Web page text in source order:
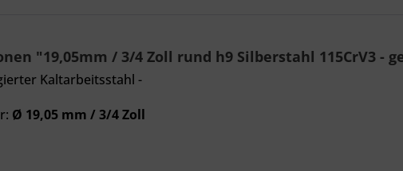
"19,05mm / 3/4 Zoll rund h9 Silberstahl 115CrV3 -
Kaltarbeitsstahl -
Ø 19,05 mm / 3/4 Zoll